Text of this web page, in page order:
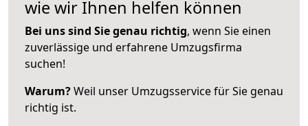
wie wir Ihnen helfen können
Bei uns sind Sie genau richtig, wenn Sie einen
zuverlässige und erfahrene Umzugsfirma
suchen!
Warum?Weil unser Umzugsservice für Sie genau
richtig ist.